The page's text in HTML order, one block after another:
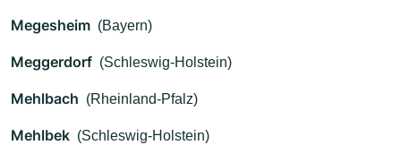
Megesheim (Bayern)
Meggerdorf (Schleswig-Holstein)
Mehlbach (Rheinland-Pfalz)
Mehlbek (Schleswig-Holstein)